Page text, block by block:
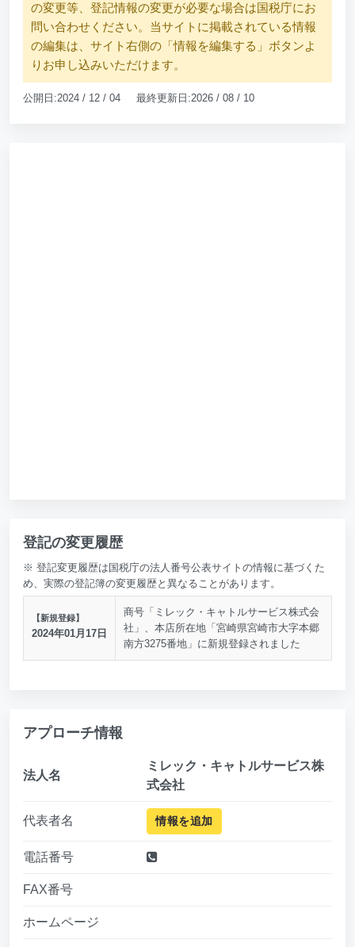
の変更等、登記情報の変更が必要な場合は国税庁にお
問い合わせください。当サイトに掲載されている情報
の編集は、サイト右側の「情報を編集する」ボタンよ
りお申し込みいただけます。
公開日:2024 / 12 / 04 最終更新日:2026 / 08 / 10
登記の変更履歴
※ 登記変更履歴は国税庁の法人番号公表サイトの情報に基づくた
め、実際の登記簿の変更履歴と異なることがあります。
【新規登録】
2024年01月17日
商号「ミレック・キャトルサービス株式会
社」、本店所在地「宮崎県宮崎市大字本郷
南方3275番地」に新規登録されました
アプローチ情報
法人名
ミレック・キャトルサービス株
式会社
代表者名 情報を追加
電話番号
FAX番号
ホームページ